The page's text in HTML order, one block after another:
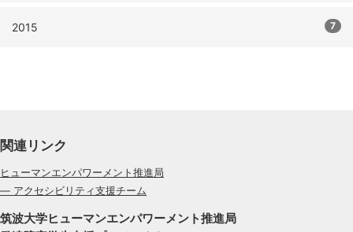
2015 7
関連リンク
ヒューマンエンパワーメント推進局
— アクセシビリティ支援チーム
筑波大学ヒューマンエンパワーメント推進局